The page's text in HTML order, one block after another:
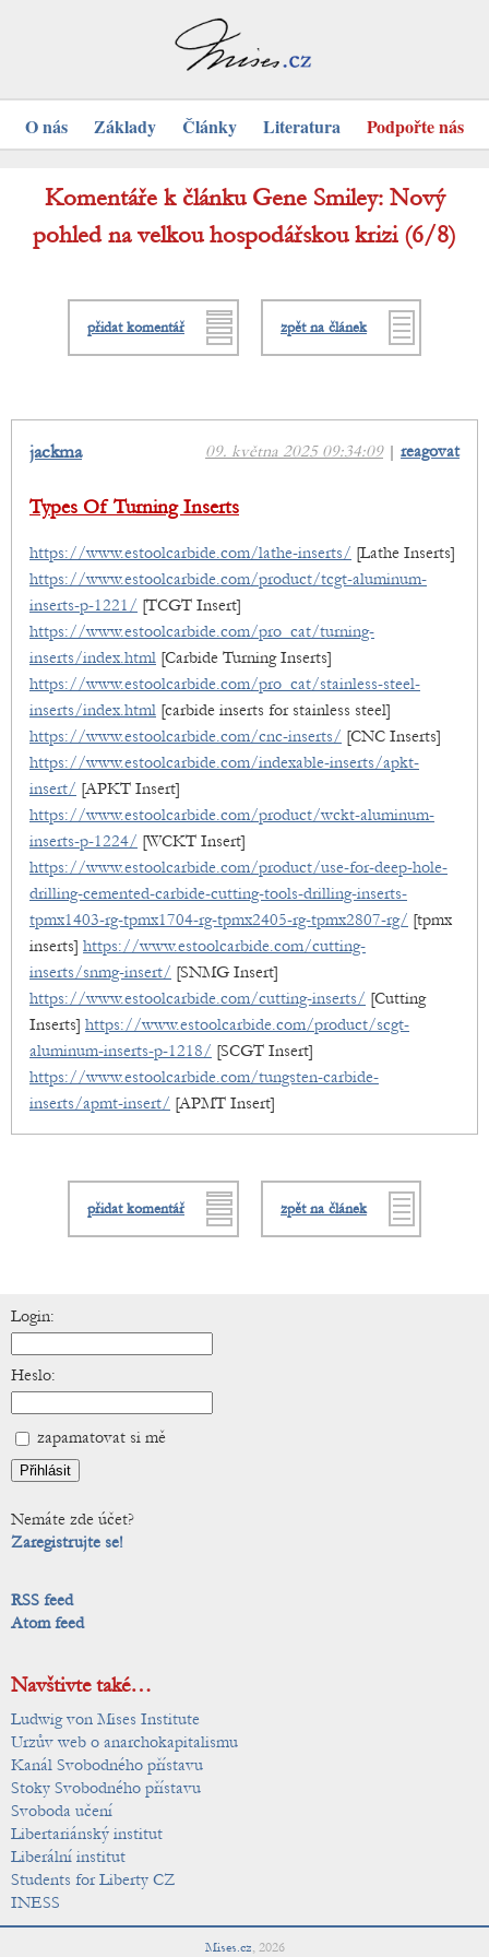
O nás Základy Články Literatura Podpořte nás
Komentáře k článku Gene Smiley: Nový
pohled na velkou hospodářskou krizi (6/8)
přidat komentář zpět na článek
09. května 2025 09:34:09| reagovat
jackma
Types Of Turning Inserts
https://www.estoolcarbide.com/lathe-inserts/ [Lathe Inserts]
https://www.estoolcarbide.com/product/tcgt-aluminum-
inserts-p-1221/ [TCGT Insert]
https://www.estoolcarbide.com/pro_cat/turning-
inserts/index.html [Carbide Turning Inserts]
https://www.estoolcarbide.com/pro_cat/stainless-steel-
inserts/index.html [carbide inserts for stainless steel]
https://www.estoolcarbide.com/cnc-inserts/ [CNC Inserts]
https://www.estoolcarbide.com/indexable-inserts/apkt-
insert/ [APKT Insert]
https://www.estoolcarbide.com/product/wckt-aluminum-
inserts-p-1224/ [WCKT Insert]
https://www.estoolcarbide.com/product/use-for-deep-hole-
drilling-cemented-carbide-cutting-tools-drilling-inserts-
tpmx1403-rg-tpmx1704-rg-tpmx2405-rg-tpmx2807-rg/ [tpmx
inserts] https://www.estoolcarbide.com/cutting-
inserts/snmg-insert/ [SNMG Insert]
https://www.estoolcarbide.com/cutting-inserts/ [Cutting
Inserts] https://www.estoolcarbide.com/product/scgt-
aluminum-inserts-p-1218/ [SCGT Insert]
https://www.estoolcarbide.com/tungsten-carbide-
inserts/apmt-insert/ [APMT Insert]
přidat komentář zpět na článek
Login:
Heslo:
zapamatovat si mě
Nemáte zde účet?
Zaregistrujte se!
RSS feed
Atom feed
Navštivte také…
Ludwig von Mises Institute
Urzův web o anarchokapitalismu
Kanál Svobodného přístavu
Stoky Svobodného přístavu
Svoboda učení
Libertariánský institut
Liberální institut
Students for Liberty CZ
INESS
Mises.cz, 2026